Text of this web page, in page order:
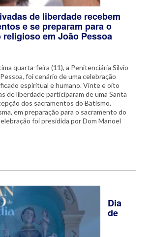
de liberdade recebem
e se preparam para o
em João Pessoa
quarta-feira (11), a Penitenciária Sílvio
foi cenário de uma celebração
espiritual e humano. Vinte e oito
de liberdade participaram de uma Santa
dos sacramentos do Batismo,
em preparação para o sacramento do
foi presidida por Dom Manoel
Dia
de